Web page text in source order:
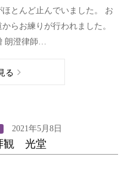
とんど止んでいました。 お
らお練りが行われました。
朗澄律師…
る
2021年5月8日
観 光堂